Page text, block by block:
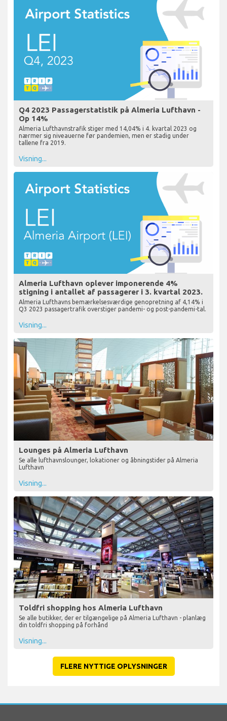
Q4 2023 Passagerstatistik på Almeria Lufthavn -
Op 14%
Almeria Lufthavnstrafik stiger med 14,04% i 4. kvartal 2023 og
nærmer sig niveauerne før pandemien, men er stadig under
tallene fra 2019.
Visning...
Almeria Lufthavn oplever imponerende 4%
stigning i antallet af passagerer i 3. kvartal 2023.
Almeria Lufthavns bemærkelsesværdige genopretning af 4,14% i
Q3 2023 passagertrafik overstiger pandemi- og post-pandemi-tal.
Visning...
Lounges på Almeria Lufthavn
Se alle lufthavnslounger, lokationer og åbningstider på Almeria
Lufthavn
Visning...
Toldfri shopping hos Almeria Lufthavn
Se alle butikker, der er tilgængelige på Almeria Lufthavn - planlæg
din toldfri shopping på forhånd
Visning...
FLERE NYTTIGE OPLYSNINGER